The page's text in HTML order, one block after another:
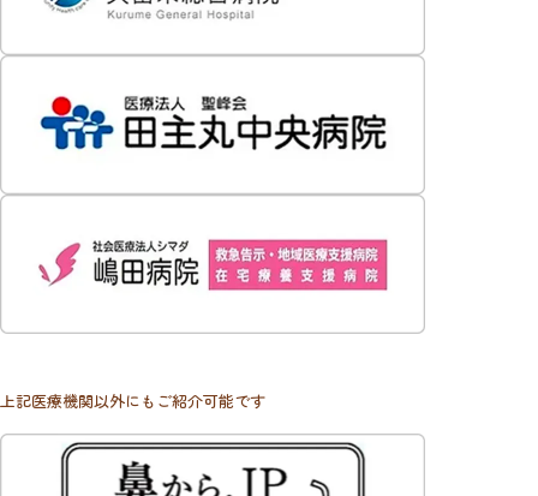
上記医療機関以外にもご紹介可能です